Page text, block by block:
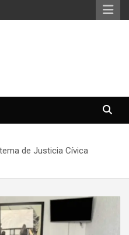
de Justicia Cívica